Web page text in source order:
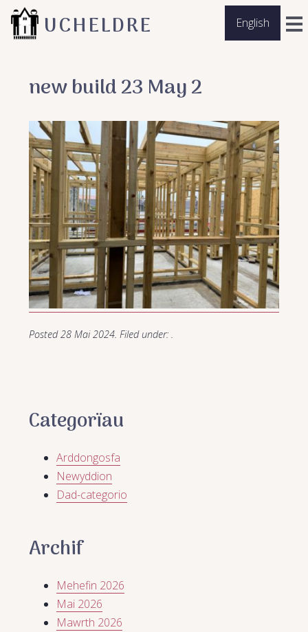
English
UCHELDRE
new build 23 May 2
Posted28 Mai 2024. Filed under: .
Categorïau
Arddongosfa
Newyddion
Dad-categorio
Archif
Mehefin 2026
Mai 2026
Mawrth 2026